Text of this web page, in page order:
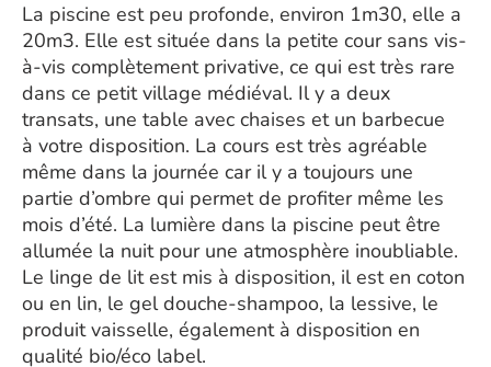
La piscine est peu profonde, environ 1m30, elle a
20m3. Elle est située dans la petite cour sans vis-
à-vis complètement privative, ce qui est très rare
dans ce petit village médiéval. Il y a deux
transats, une table avec chaises et un barbecue
à votre disposition. La cours est très agréable
même dans la journée car il y a toujours une
partie d’ombre qui permet de profiter même les
mois d’été. La lumière dans la piscine peut être
allumée la nuit pour une atmosphère inoubliable.
Le linge de lit est mis à disposition, il est en coton
ou en lin, le gel douche-shampoo, la lessive, le
produit vaisselle, également à disposition en
qualité bio/éco label.